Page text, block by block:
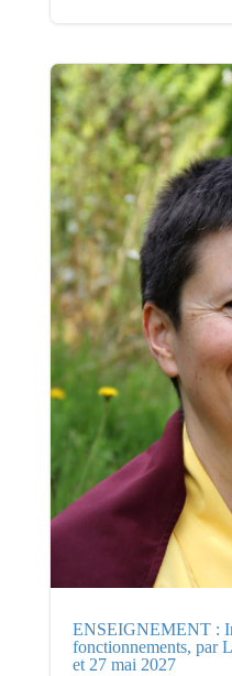
ENSEIGNEMENT :
fonctionnements, par
et 27 mai 2027